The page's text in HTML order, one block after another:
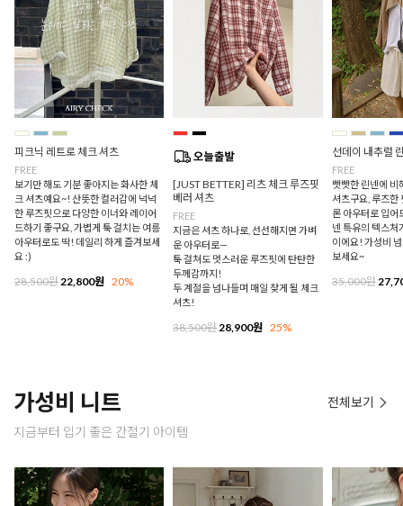
피크닉 레트로 체크 셔츠
FREE
보기만 해도 기분 좋아지는 화사한 체
크 셔츠예요~! 산뜻한 컬러감에 넉넉
한 루즈핏으로 다양한 이너와 레이어
드하기 좋구요, 가볍게 툭 걸치는 여름
아우터로도 딱! 데일리 하게 즐겨보세
요 :)
28,500원 22,800원 20%
[JUST BETTER] 리츠 체크 루즈핏
베러 셔츠
FREE
지금은 셔츠 하나로, 선선해지면 가벼
운 아우터로—
툭 걸쳐도 멋스러운 루즈핏에 탄탄한
두께감까지!
두 계절을 넘나들며 매일 찾게 될 체크
셔츠!
38,500원28,900원 25%
선데이 내추럴
FREE
빳빳한 린넨에 비
셔츠구요, 루즈한
론 아우터로 입어
넨 특유의 텍스처
이에요! 가성비
보세요~
35,000원
가성비 니트
지금부터 입기 좋은 간절기 아이템
전체보기